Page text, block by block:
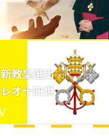
新教皇選出
レオ十四世